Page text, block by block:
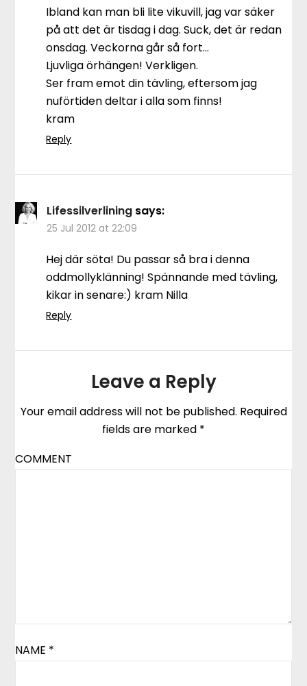
Ibland kan man bli lite vikuvill, jag var säker
på att det är tisdag i dag. Suck, det är redan
onsdag. Veckorna går så fort…
Ljuvliga örhängen! Verkligen.
Ser fram emot din tävling, eftersom jag
nuförtiden deltar i alla som finns!
kram
Reply
Lifessilverlining says:
25 Jul 2012 at 22:09
Hej där söta! Du passar så bra i denna
oddmollyklänning! Spännande med tävling,
kikar in senare:) kram Nilla
Reply
Leave a Reply
Your email address will not be published. Required
fields are marked *
COMMENT
NAME *